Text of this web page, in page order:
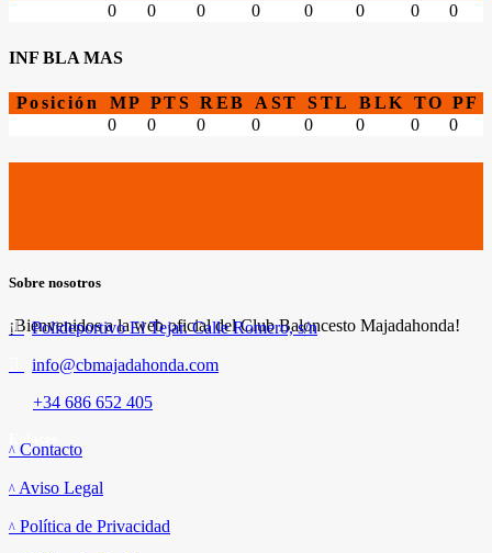
0
0 0 0 0 0 0 0
INF BLA MAS
Posición MP PTS REB AST STL BLK TO PF
0
0 0 0 0 0 0 0
Sobre nosotros
¡Bienvenidos a la web oficial del Club Baloncesto Majadahonda!
Polideportivo El Tejar. Calle Romero, s/n
info@cbmajadahonda.com
+34 686 652 405
Contacto
Aviso Legal
Política de Privacidad